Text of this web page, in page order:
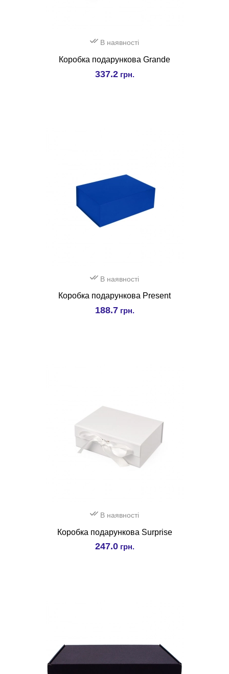
В наявності
Коробка подарункова Grande
337.2грн.
В наявності
Коробка подарункова Present
188.7грн.
В наявності
Коробка подарункова Surprise
247.0грн.